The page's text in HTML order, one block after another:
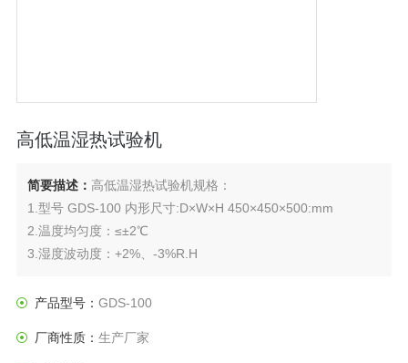
高低温湿热试验机
简要描述： 高低温湿热试验机规格：
1.型号 GDS-100 内形尺寸:D×W×H 450×450×500:mm
2.温度均匀度：≤±2℃
3.湿度波动度：+2%、-3%R.H
产品型号： GDS-100
厂商性质： 生产厂家